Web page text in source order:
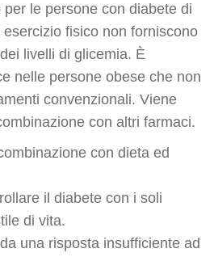
le persone con diabete di
fisico non forniscono
livelli di glicemia. È
nelle persone obese che non
convenzionali. Viene
con altri farmaci.
con dieta ed
il diabete con i soli
di vita.
una risposta insufficiente ad